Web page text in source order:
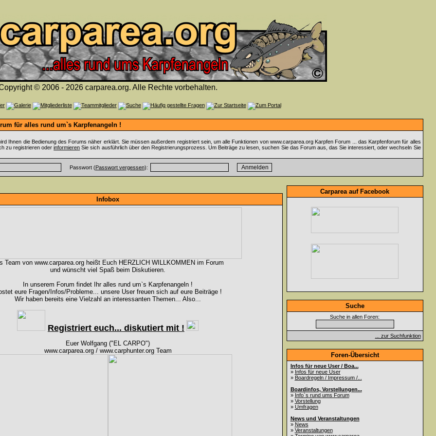
© 2006 - 2026 carparea.org. Alle Rechte vorbehalten.
für alles rund um`s Karpfenangeln !
Ihnen die Bedienung des Forums näher erklärt. Sie müssen außerdem registriert sein, um alle Funktionen von www.carparea.org Karpfen Forum ... das Karpfenforum für alles
zu registrieren oderinformieren Sie sich ausführlich über den Registrierungsprozess. Um Beiträge zu lesen, suchen Sie das Forum aus, das Sie interessiert, oder wechseln Sie
Passwort (Passwort vergessen):
Infobox
Team von www.carparea.org heißt Euch HERZLICH WILLKOMMEN im Forum
und wünscht viel Spaß beim Diskutieren.
In unserem Forum findet Ihr alles rund um`s Karpfenangeln !
eure Fragen/Infos/Probleme... unsere User freuen sich auf eure Beiträge !
Wir haben bereits eine Vielzahl an interessanten Themen... Also...
Registriert euch... diskutiert mit !
Euer Wolfgang ("EL CARPO")
www.carparea.org / www.carphunter.org Team
Carparea auf Facebook
Suche
Suche in allen Foren:
... zur Suchfunktion
Foren-Übersicht
Infos für neue User / Boa...
» Infos für neue User
» Boardregeln / Impressum /...
Boardinfos, Vorstellungen...
» Info`s rund ums Forum
» Vorstellung
» Umfragen
News und Veranstaltungen
» News
» Veranstaltungen